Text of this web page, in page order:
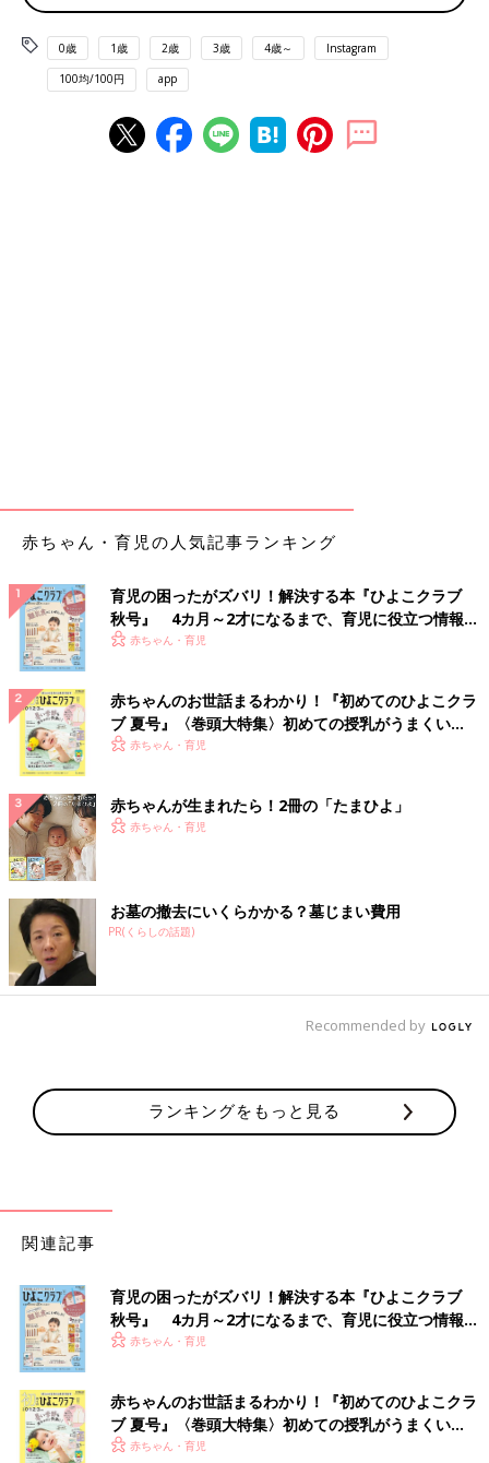
ー。コップ、ふた、ストローがセットになっているそうです。分
解して洗えるようなので清潔感があっていいですね。お子さんも
とても気に入っており、 いい買い物ができたと満足そうです◎
き
0歳 1歳 2歳 3歳 4歳～ Instagram
100均/100円 app
赤ちゃん・育児の人気記事ランキング
育児の困ったがズバリ！解決する本『ひよこクラブ
秋号』 4カ月～2才になるまで、育児に役立つ情報が
いっぱい！
赤ちゃん・育児
赤ちゃんのお世話まるわかり！『初めてのひよこクラ
ブ 夏号』〈巻頭大特集〉初めての授乳がうまくい
く！ おっぱい・ミルクの基本と夏のトラブル 解決テ
赤ちゃん・育児
赤ちゃんが生まれたら！2冊の「たまひよ」
赤ちゃん・育児
お墓の撤去にいくらかかる？墓じまい費用
PR(くらしの話題)
Recommended by
ランキングをもっと見る
関連記事
育児の困ったがズバリ！解決する本『ひよこクラブ
秋号』 4カ月～2才になるまで、育児に役立つ情報が
いっぱい！
赤ちゃん・育児
赤ちゃんのお世話まるわかり！『初めてのひよこクラ
ブ 夏号』〈巻頭大特集〉初めての授乳がうまくい
く！ おっぱい・ミルクの基本と夏のトラブル 解決テ
赤ちゃん・育児